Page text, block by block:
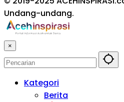
Undang-undang.
×
Kategori
Berita